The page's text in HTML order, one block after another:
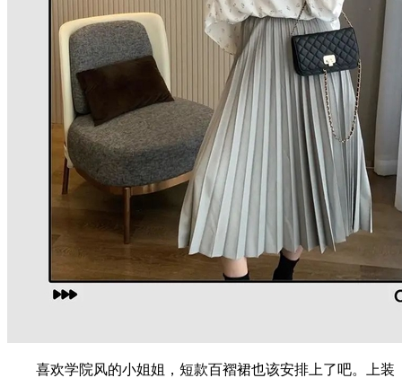
喜欢学院风的小姐姐，短款百褶裙也该安排上了吧。上装